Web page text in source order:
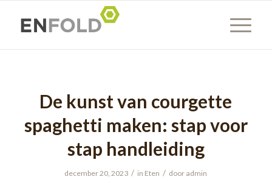
De kunst van courgette
spaghetti maken: stap voor
stap handleiding
december 20, 2023 / in Eten / door admin